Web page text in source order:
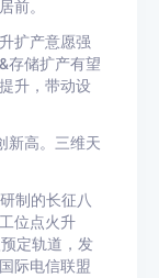
前。
扩产意愿强
存储扩产有望
升，带动设
新高。三维天
制的长征八
位点火升
定轨道，发
际电信联盟